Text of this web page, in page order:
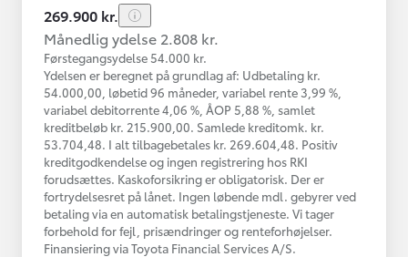
269.900 kr.
Månedlig ydelse 2.808 kr.
Førstegangsydelse 54.000 kr.
Ydelsen er beregnet på grundlag af: Udbetaling kr.
54.000,00, løbetid 96 måneder, variabel rente 3,99 %,
variabel debitorrente 4,06 %, ÅOP 5,88 %, samlet
kreditbeløb kr. 215.900,00. Samlede kreditomk. kr.
53.704,48. I alt tilbagebetales kr. 269.604,48. Positiv
kreditgodkendelse og ingen registrering hos RKI
forudsættes. Kaskoforsikring er obligatorisk. Der er
fortrydelsesret på lånet. Ingen løbende mdl. gebyrer ved
betaling via en automatisk betalingstjeneste. Vi tager
forbehold for fejl, prisændringer og renteforhøjelser.
Finansiering via Toyota Financial Services A/S.